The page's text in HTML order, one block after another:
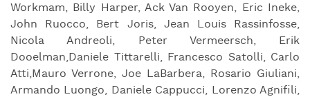
Workmam, Billy Harper, Ack Van Rooyen, Eric Ineke,
John Ruocco, Bert Joris, Jean Louis Rassinfosse,
Nicola Andreoli, Peter Vermeersch, Erik
Dooelman,Daniele Tittarelli, Francesco Satolli, Carlo
Atti,Mauro Verrone, Joe LaBarbera, Rosario Giuliani,
Armando Luongo, Daniele Cappucci, Lorenzo Agnifili,